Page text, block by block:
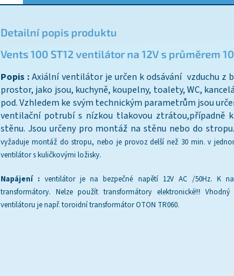
Detailní popis produktu
Vents 100 ST12 ventilátor na 12V s průměrem
Popis :Axiální ventilátor je určen k odsávání vzduchu z
prostor, jako jsou, kuchyně, koupelny, toalety, WC,
pod. Vzhledem ke svým technickým parametrům jsou
ventilační potrubí s nízkou tlakovou ztrátou,případně
stěnu. Jsou určeny pro montáž na stěnu nebo do stropu.
vyžaduje montáž do stropu, nebo je provoz delší než 30 min. v
ventilátor s kuličkovými ložisky.
Napájení : ventilátor je na bezpečné napětí 12V AC /50Hz. K
transformátory. Nelze použít transformátory elektronické!!!
ventilátoru je např. toroidní transformátor OTON TR060.